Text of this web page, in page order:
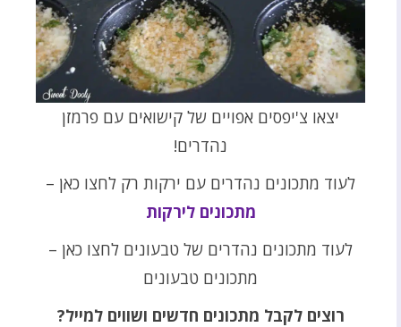
יצאו צ'יפסים אפויים של קישואים עם פרמזן
נהדרים!
לעוד מתכונים נהדרים עם ירקות רק לחצו כאן –
מתכונים לירקות
לעוד מתכונים נהדרים של טבעונים לחצו כאן –
מתכונים טבעונים
רוצים לקבל מתכונים חדשים ושווים למייל?